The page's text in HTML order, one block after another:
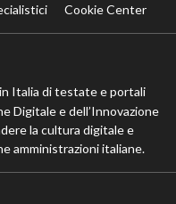
Cookie Center
Italia di testate e portali
Digitale e dell’Innovazione
la cultura digitale e
amministrazioni italiane.